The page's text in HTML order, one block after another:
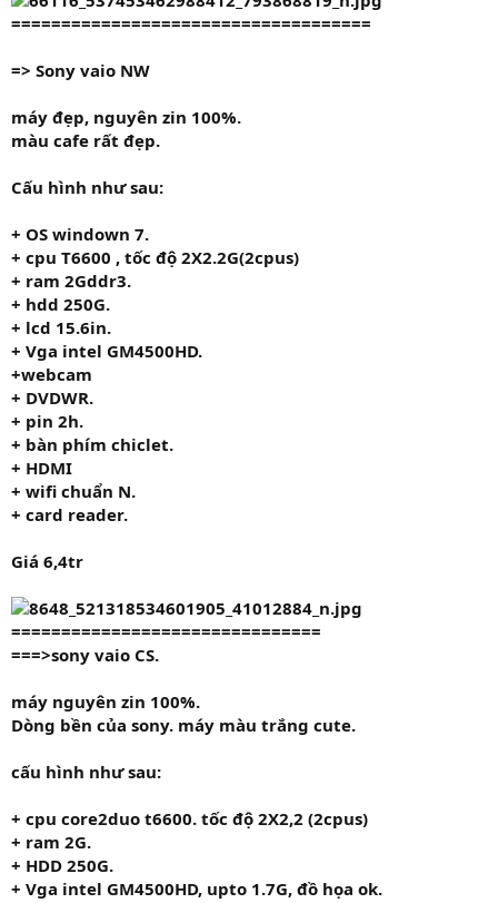
====================================
=> Sony vaio NW
máy đẹp, nguyên zin 100%.
màu cafe rất đẹp.
Cấu hình như sau:
+ OS windown 7.
+ cpu T6600 , tốc độ 2X2.2G(2cpus)
+ ram 2Gddr3.
+ hdd 250G.
+ lcd 15.6in.
+ Vga intel GM4500HD.
+webcam
+ DVDWR.
+ pin 2h.
+ bàn phím chiclet.
+ HDMI
+ wifi chuẩn N.
+ card reader.
Giá 6,4tr
===============================
===>sony vaio CS.
máy nguyên zin 100%.
Dòng bền của sony. máy màu trắng cute.
cấu hình như sau:
+ cpu core2duo t6600. tốc độ 2X2,2 (2cpus)
+ ram 2G.
+ HDD 250G.
+ Vga intel GM4500HD, upto 1.7G, đồ họa ok.